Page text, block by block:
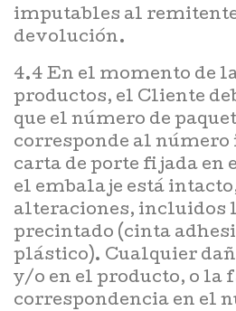
imputables al
devolución.
4.4 En el momento de
productos, el Cliente
que el número de
corresponde al número
carta de porte fijada en
el embalaje está
alteraciones, incluidos
precintado (cinta
plástico). Cualquier
y/o en el producto, o la
correspondencia en el